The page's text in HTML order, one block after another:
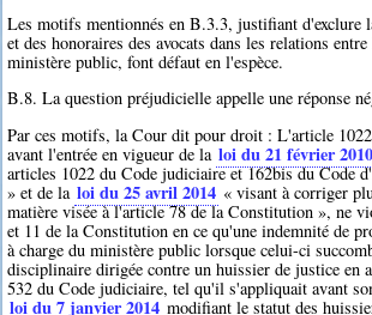
Les motifs mentionnés en B.3.3, justifiant d'exclure
et des honoraires des avocats dans les relations
ministère public, font défaut en l'espèce.
B.8. La question préjudicielle appelle une réponse
Par ces motifs, la Cour dit pour droit : L'article
avant l'entrée en vigueur de la loi du 21 février 2010
articles 1022 du Code judiciaire et 162bis du Code
» et de la loi du 25 avril 2014 « visant à corriger
matière visée à l'article 78 de la Constitution », ne
et 11 de la Constitution en ce qu'une indemnité de
à charge du ministère public lorsque celui-ci
disciplinaire dirigée contre un huissier de justice en
532 du Code judiciaire, tel qu'il s'appliquait avant
loi du 7 janvier 2014 modifiant le statut des